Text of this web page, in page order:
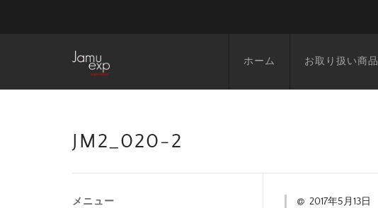
ホーム お取り扱い商品
JM2_020-2
2017年5月13日
メニュー